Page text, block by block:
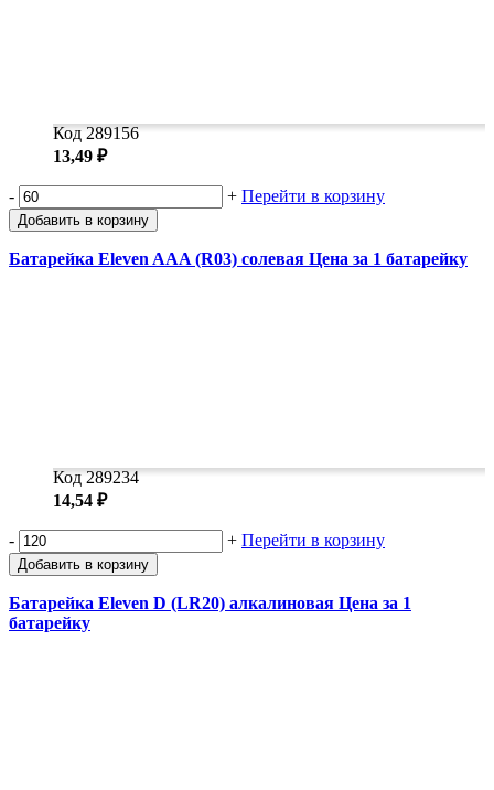
Код 289156
13,49 ₽
- + Перейти в корзину
Добавить в корзину
Батарейка Eleven AAA (R03) солевая Цена за 1 батарейку
Код 289234
14,54 ₽
- + Перейти в корзину
Добавить в корзину
Батарейка Eleven D (LR20) алкалиновая Цена за 1
батарейку